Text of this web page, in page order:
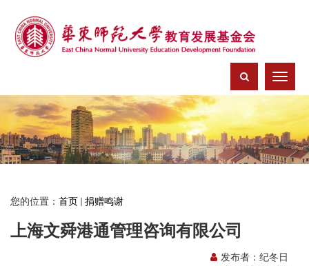
单
您的位置： 首页 捐赠鸣谢
上海文舜港通管理咨询有限公司
发布者：纪冬日